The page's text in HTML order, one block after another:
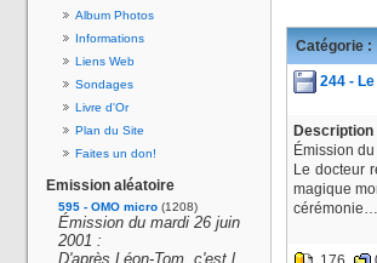
Album Photos
Informations
Liens Web
Sondages
Livre d'Or
Plan du Site
Faites un don!
Emission aléatoire
595 - OMO micro (1208)
Émission du mardi 26 juin
2001 :
D'après Léon-Tom, c'est l...
Catégorie :
244 -
Description
Émission
Le docteur
magique
cérémonie…